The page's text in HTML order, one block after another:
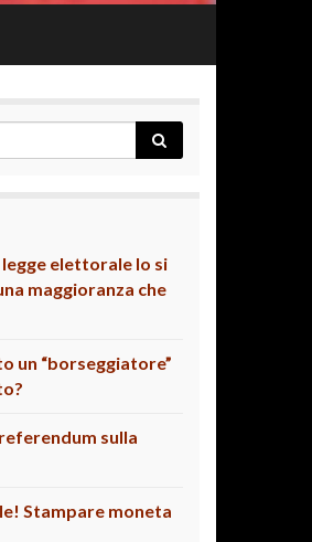
elettorale lo si
maggioranza che
un “borseggiatore”
sulla
Stampare moneta